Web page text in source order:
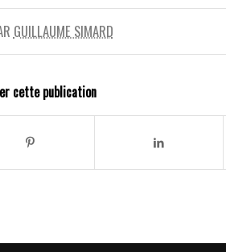
GUILLAUME SIMARD
cette publication